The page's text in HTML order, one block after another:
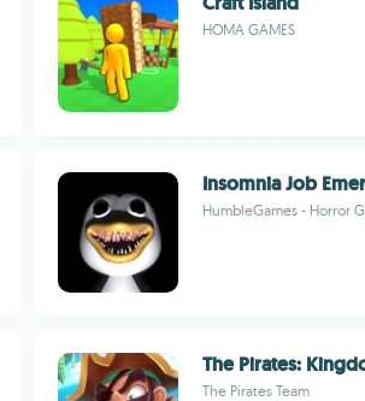
HOMA GAMES
Insomnia Job
HumbleGames - Horror
The Pirates:
The Pirates Team